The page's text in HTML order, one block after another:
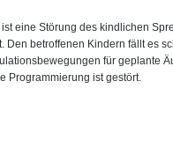
eine Störung des kindlichen
Den betroffenen Kindern fällt es
für geplante
Programmierung ist gestört.